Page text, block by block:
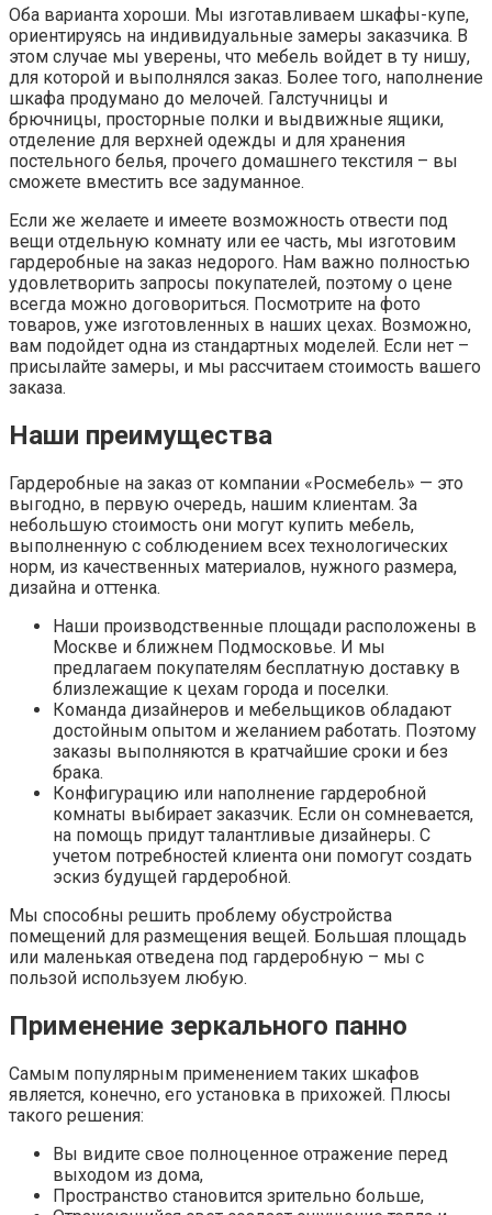
Оба варианта хороши. Мы изготавливаем шкафы-купе,
ориентируясь на индивидуальные замеры заказчика. В
этом случае мы уверены, что мебель войдет в ту нишу,
для которой и выполнялся заказ. Более того, наполнение
шкафа продумано до мелочей. Галстучницы и
брючницы, просторные полки и выдвижные ящики,
отделение для верхней одежды и для хранения
постельного белья, прочего домашнего текстиля – вы
сможете вместить все задуманное.
Если же желаете и имеете возможность отвести под
вещи отдельную комнату или ее часть, мы изготовим
гардеробные на заказ недорого. Нам важно полностью
удовлетворить запросы покупателей, поэтому о цене
всегда можно договориться. Посмотрите на фото
товаров, уже изготовленных в наших цехах. Возможно,
вам подойдет одна из стандартных моделей. Если нет –
присылайте замеры, и мы рассчитаем стоимость вашего
заказа.
Наши преимущества
Гардеробные на заказ от компании «Росмебель» — это
выгодно, в первую очередь, нашим клиентам. За
небольшую стоимость они могут купить мебель,
выполненную с соблюдением всех технологических
норм, из качественных материалов, нужного размера,
дизайна и оттенка.
Наши производственные площади расположены в
Москве и ближнем Подмосковье. И мы
предлагаем покупателям бесплатную доставку в
близлежащие к цехам города и поселки.
Команда дизайнеров и мебельщиков обладают
достойным опытом и желанием работать. Поэтому
заказы выполняются в кратчайшие сроки и без
брака.
Конфигурацию или наполнение гардеробной
комнаты выбирает заказчик. Если он сомневается,
на помощь придут талантливые дизайнеры. С
учетом потребностей клиента они помогут создать
эскиз будущей гардеробной.
Мы способны решить проблему обустройства
помещений для размещения вещей. Большая площадь
или маленькая отведена под гардеробную – мы с
пользой используем любую.
Применение зеркального панно
Самым популярным применением таких шкафов
является, конечно, его установка в прихожей. Плюсы
такого решения:
Вы видите свое полноценное отражение перед
выходом из дома,
Пространство становится зрительно больше,